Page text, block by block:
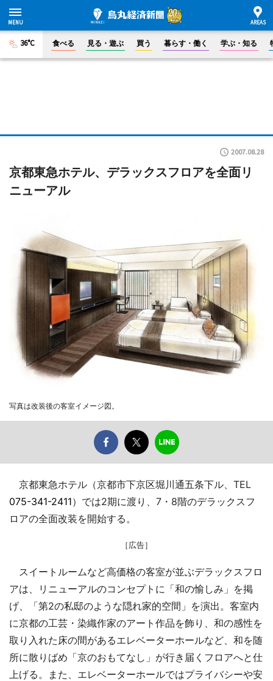
36°C 食べる 見る・遊ぶ 買う 暮らす・働く 学ぶ・知る
2007.08.28
京都東急ホテル、デラックスフロアを全面リ
ニューアル
写真は改装後の客室イメージ図。
京都東急ホテル（京都市下京区堀川通五条下ル、TEL
075-341-2411）では2期に渡り、7・8階のデラックスフ
ロアの全面改装を開始する。
［広告］
スイートルームなど高価格の客室が並ぶデラックスフロ
アは、リニューアルのコンセプトに「和の愉しみ」を掲
げ、「第2の私邸のような隠れ家的空間」を演出。客室内
に京都の工芸・染織作家のアート作品を飾り、和の感性を
取り入れた床の間があるエレベーターホールなど、和を随
所に散りばめ「京のおもてなし」が行き届くフロアへと仕
上げる。また、エレベーターホールではプライバシーや安